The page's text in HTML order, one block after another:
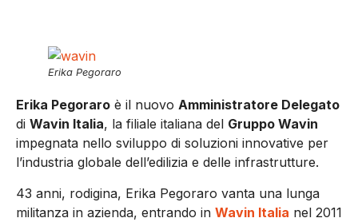
Erika Pegoraro
Erika Pegoraro è il nuovo Amministratore Delegato
di Wavin Italia, la filiale italiana del Gruppo Wavin
impegnata nello sviluppo di soluzioni innovative per
l’industria globale dell’edilizia e delle infrastrutture.
43 anni, rodigina, Erika Pegoraro vanta una lunga
militanza in azienda, entrando in Wavin Italia nel 2011